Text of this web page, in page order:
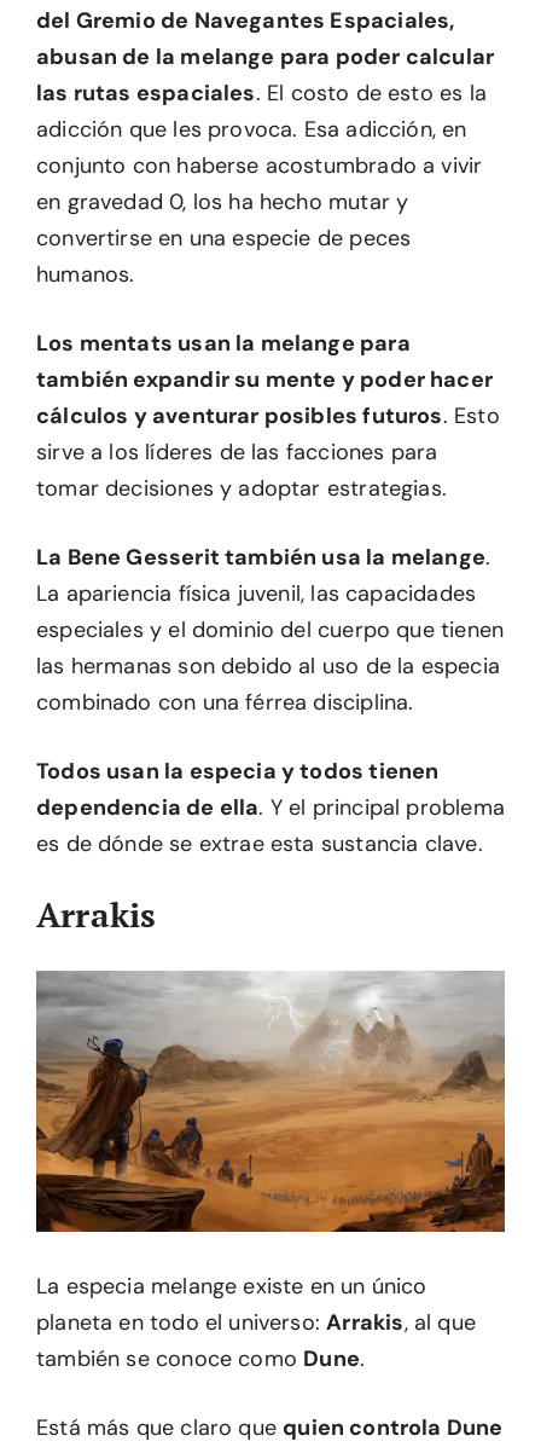
del Gremio de Navegantes Espaciales,
abusan de la melange para poder calcular
las rutas espaciales. El costo de esto es la
adicción que les provoca. Esa adicción, en
conjunto con haberse acostumbrado a vivir
en gravedad 0, los ha hecho mutar y
convertirse en una especie de peces
humanos.
Los mentats usan la melange para
también expandir su mente y poder hacer
cálculos y aventurar posibles futuros. Esto
sirve a los líderes de las facciones para
tomar decisiones y adoptar estrategias.
La Bene Gesserit también usa la melange.
La apariencia física juvenil, las capacidades
especiales y el dominio del cuerpo que tienen
las hermanas son debido al uso de la especia
combinado con una férrea disciplina.
Todos usan la especia y todos tienen
dependencia de ella. Y el principal problema
es de dónde se extrae esta sustancia clave.
Arrakis
La especia melange existe en un único
planeta en todo el universo:Arrakis, al que
también se conoce como Dune.
Está más que claro que quien controla Dune